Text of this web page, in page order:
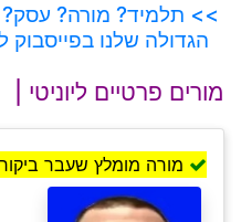
>> תלמיד? מורה? עסק?
הגדולה שלנו
מורים פרטיים ליוניטי |
מורה מומלץ שעבר